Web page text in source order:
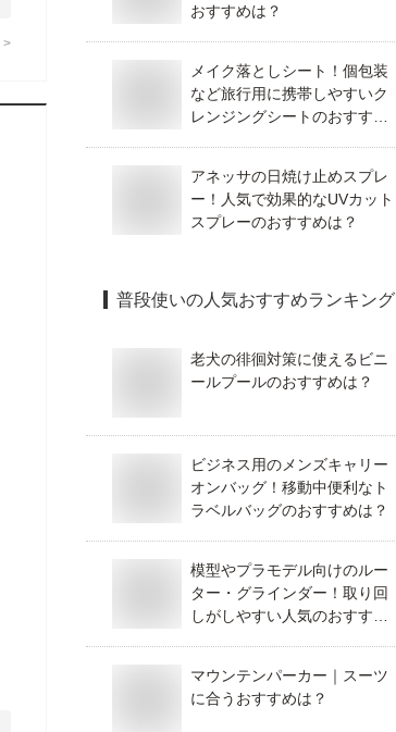
おすすめは？
メイク落としシート！個包装
など旅行用に携帯しやすいク
レンジングシートのおすすめ
アネッサの日焼け止めスプレ
ー！人気で効果的なUVカット
スプレーのおすすめは？
普段使いの人気おすすめランキング
老犬の徘徊対策に使えるビニ
ールプールのおすすめは？
ビジネス用のメンズキャリー
オンバッグ！移動中便利なト
ラベルバッグのおすすめは？
模型やプラモデル向けのルー
ター・グラインダー！取り回
しがしやすい人気のおすすめ
マウンテンパーカー｜スーツ
に合うおすすめは？